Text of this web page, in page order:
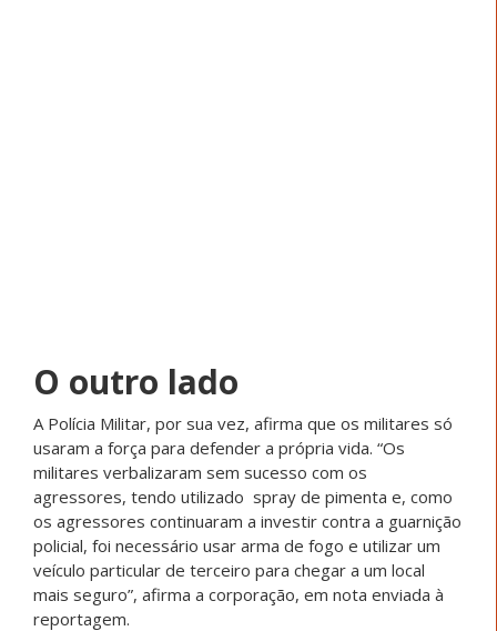
O outro lado
A Polícia Militar, por sua vez, afirma que os militares só
usaram a força para defender a própria vida. “Os
militares verbalizaram sem sucesso com os
agressores, tendo utilizado spray de pimenta e, como
os agressores continuaram a investir contra a guarnição
policial, foi necessário usar arma de fogo e utilizar um
veículo particular de terceiro para chegar a um local
mais seguro”, afirma a corporação, em nota enviada à
reportagem.